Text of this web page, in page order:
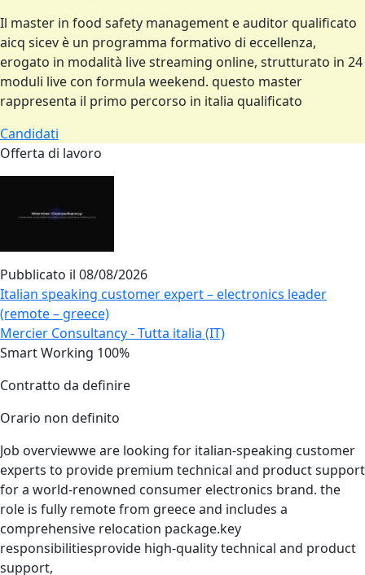
Il master in food safety management e auditor qualificato
aicq sicev è un programma formativo di eccellenza,
erogato in modalità live streaming online, strutturato in 24
moduli live con formula weekend. questo master
rappresenta il primo percorso in italia qualificato
Candidati
Offerta di lavoro
Pubblicato il 08/08/2026
Italian speaking customer expert – electronics leader
(remote – greece)
Mercier Consultancy - Tutta italia (IT)
Smart Working 100%
Contratto da definire
Orario non definito
Job overviewwe are looking for italian‑speaking customer
experts to provide premium technical and product support
for a world‑renowned consumer electronics brand. the
role is fully remote from greece and includes a
comprehensive relocation package.key
responsibilitiesprovide high‑quality technical and product
support,